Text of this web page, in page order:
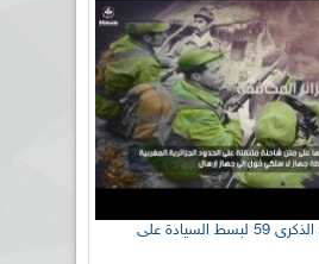
الإذاعة الجزائرية تحي الذكرى 59 لبسط السيادة على
الجزائرية للتضامن مع الشعب
العياشي